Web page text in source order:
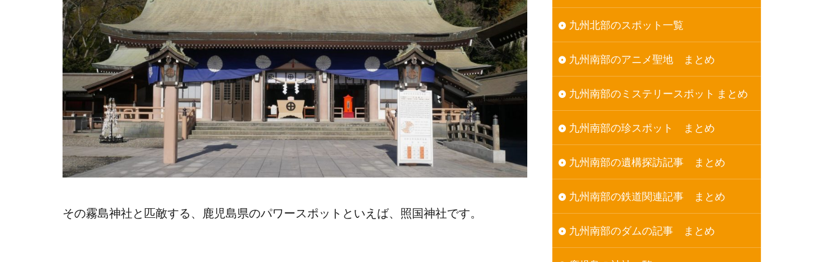
その霧島神社と匹敵する、鹿児島県のパワースポットといえば、照国神社です。
九州北部のスポット一覧
九州南部のアニメ聖地 まとめ
九州南部のミステリースポット まとめ
九州南部の珍スポット まとめ
九州南部の遺構探訪記事 まとめ
九州南部の鉄道関連記事 まとめ
九州南部のダムの記事 まとめ